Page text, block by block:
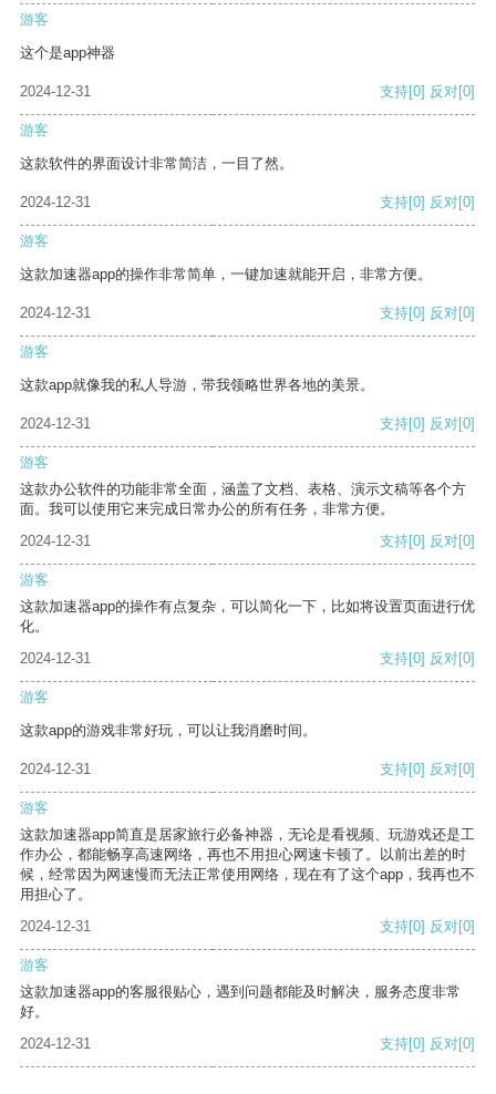
游客
这个是app神器
2024-12-31 支持[0] 反对[0]
游客
这款软件的界面设计非常简洁，一目了然。
2024-12-31 支持[0] 反对[0]
游客
这款加速器app的操作非常简单，一键加速就能开启，非常方便。
2024-12-31 支持[0] 反对[0]
游客
这款app就像我的私人导游，带我领略世界各地的美景。
2024-12-31 支持[0] 反对[0]
游客
这款办公软件的功能非常全面，涵盖了文档、表格、演示文稿等各个方
面。我可以使用它来完成日常办公的所有任务，非常方便。
2024-12-31
支持[0] 反对[0]
游客
这款加速器app的操作有点复杂，可以简化一下，比如将设置页面进行优
化。
2024-12-31
支持[0] 反对[0]
游客
这款app的游戏非常好玩，可以让我消磨时间。
2024-12-31 支持[0] 反对[0]
游客
这款加速器app简直是居家旅行必备神器，无论是看视频、玩游戏还是工
作办公，都能畅享高速网络，再也不用担心网速卡顿了。以前出差的时
候，经常因为网速慢而无法正常使用网络，现在有了这个app，我再也不
用担心了。
2024-12-31
支持[0] 反对[0]
游客
这款加速器app的客服很贴心，遇到问题都能及时解决，服务态度非常
好。
2024-12-31
支持[0] 反对[0]